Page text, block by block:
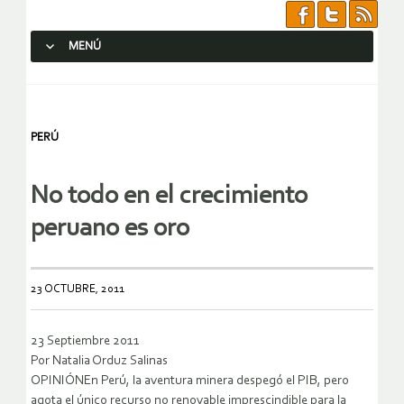
MENÚ
PERÚ
No todo en el crecimiento
peruano es oro
23 OCTUBRE, 2011
23 Septiembre 2011
Por Natalia Orduz Salinas
OPINIÓNEn Perú, la aventura minera despegó el PIB, pero
agota el único recurso no renovable imprescindible para la